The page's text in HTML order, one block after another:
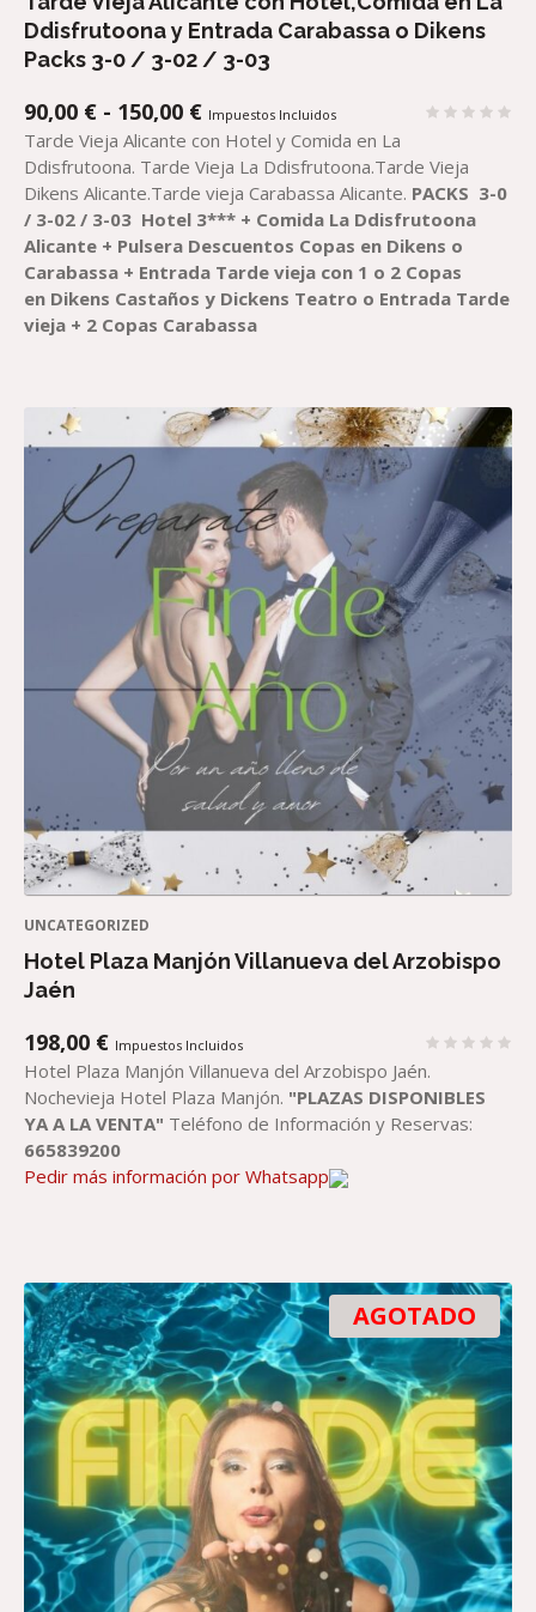
Ddisfrutoona y Entrada Carabassa o Dikens
Packs 3-0 / 3-02 / 3-03
90,00 € - 150,00 €RANGO
DE
PRECIOS:
DESDE
90,00 €
HASTA
150,00 €
Impuestos Incluidos
Tarde Vieja Alicante con Hotel y Comida en La
Ddisfrutoona. Tarde Vieja La Ddisfrutoona.Tarde Vieja
Dikens Alicante.Tarde vieja Carabassa Alicante. PACKS 3-0
/ 3-02 / 3-03 Hotel 3*** + Comida La Ddisfrutoona
Alicante + Pulsera Descuentos Copas en Dikens o
Carabassa + Entrada Tarde vieja con 1 o 2 Copas
en Dikens Castaños y Dickens Teatro o Entrada Tarde
vieja + 2 Copas Carabassa
UNCATEGORIZED
Hotel Plaza Manjón Villanueva del Arzobispo
Jaén
198,00 € Impuestos Incluidos
Hotel Plaza Manjón Villanueva del Arzobispo Jaén.
Nochevieja Hotel Plaza Manjón. "PLAZAS DISPONIBLES
YA A LA VENTA" Teléfono de Información y Reservas:
665839200
Pedir más información por Whatsapp
AGOTADO